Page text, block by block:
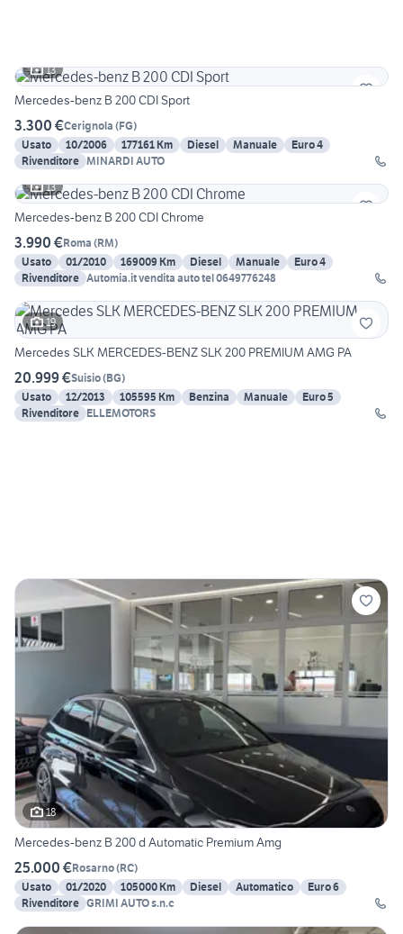
13
Mercedes-benz B 200 CDI Sport
3.300 €Cerignola (FG)
Usato
10/2006 177161 Km Diesel Manuale
Euro 4
Rivenditore MINARDI AUTO
13
Mercedes-benz B 200 CDI Chrome
3.990 €Roma (RM)
Usato
01/2010 169009 Km Diesel Manuale
Euro 4
Rivenditore Automia.it vendita auto tel 0649776248
19
Mercedes SLK MERCEDES-BENZ SLK 200 PREMIUM AMG PA
20.999 €Suisio(BG)
Usato
12/2013 105595 Km Benzina Manuale
Euro 5
Rivenditore ELLEMOTORS
18
Mercedes-benz B 200 d Automatic Premium Amg
25.000 €Rosarno(RC)
Usato
01/2020 105000 Km Diesel Automatico
Euro 6
Rivenditore GRIMI AUTO s.n.c